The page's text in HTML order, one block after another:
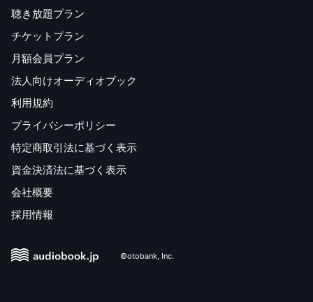
聴き放題プラン
チケットプラン
月額会員プラン
法人向けオーディオブック
利用規約
プライバシーポリシー
特定商取引法に基づく表示
資金決済法に基づく表示
会社概要
採用情報
©otobank, Inc.